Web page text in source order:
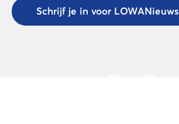
Schrijf je in voor LOWANieuws